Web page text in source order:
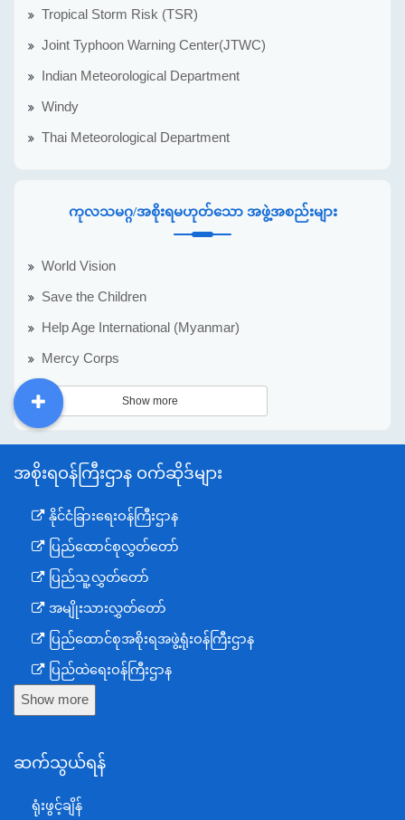
Tropical Storm Risk (TSR)
Joint Typhoon Warning Center(JTWC)
Indian Meteorological Department
Windy
Thai Meteorological Department
ကုလသမဂ္ဂ/အစိုးရမဟုတ်သော အဖွဲ့အစည်းများ
World Vision
Save the Children
Help Age International (Myanmar)
Mercy Corps
Show more
အစိုးရဝန်ကြီးဌာန ဝက်ဆိုဒ်များ
နိုင်ငံခြားရေးဝန်ကြီးဌာန
ပြည်ထောင်စုလွှတ်တော်
ပြည်သူ့လွှတ်တော်
အမျိုးသားလွှတ်တော်
ပြည်ထောင်စုအစိုးရအဖွဲ့ရုံးဝန်ကြီးဌာန
ပြည်ထဲရေးဝန်ကြီးဌာန
ကာကွယ်ရေးဝန်ကြီးဌာန
စီမံကိန်း၊ဘဏ္ဍာရေးနှင့်စက်မှုဝန်ကြီးဌာန
ရင်းနှီးမြှုပ်နှံမှုနှင့် နိုင်ငံခြားစီးပွားဆက်သွယ်ရေးဝန်ကြီးဌာန
Show more
ဆက်သွယ်ရန်
ရုံးဖွင့်ချိန်